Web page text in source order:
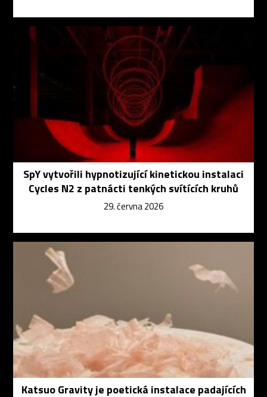
SpY vytvořili hypnotizující kinetickou instalaci
Cycles N2 z patnácti tenkých svítících kruhů
29. června 2026
Katsuo Gravity je poetická instalace padajících